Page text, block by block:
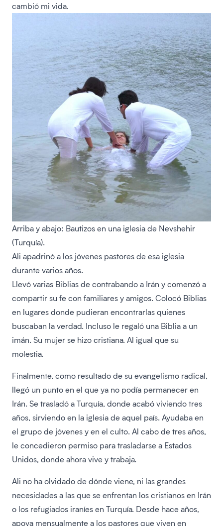
cambió mi vida.
Arriba y abajo: Bautizos en una iglesia de Nevshehir
(Turquía).
Ali apadrinó a los jóvenes pastores de esa iglesia
durante varios años.
Llevó varias Biblias de contrabando a Irán y comenzó a
compartir su fe con familiares y amigos. Colocó Biblias
en lugares donde pudieran encontrarlas quienes
buscaban la verdad. Incluso le regaló una Biblia a un
imán. Su mujer se hizo cristiana. Al igual que su
molestia.
Finalmente, como resultado de su evangelismo radical,
llegó un punto en el que ya no podía permanecer en
Irán. Se trasladó a Turquía, donde acabó viviendo tres
años, sirviendo en la iglesia de aquel país. Ayudaba en
el grupo de jóvenes y en el culto. Al cabo de tres años,
le concedieron permiso para trasladarse a Estados
Unidos, donde ahora vive y trabaja.
Ali no ha olvidado de dónde viene, ni las grandes
necesidades a las que se enfrentan los cristianos en Irán
o los refugiados iraníes en Turquía. Desde hace años,
apoya mensualmente a los pastores que viven en